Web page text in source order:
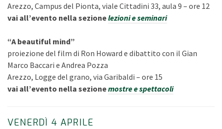
Arezzo, Campus del Pionta, viale Cittadini 33, aula 9 – ore 12
vai all’evento nella sezionelezioni e seminari
“A beautiful mind”
proiezione del film di Ron Howard e dibattito con il Gian
Marco Baccari e Andrea Pozza
Arezzo, Logge del grano, via Garibaldi – ore 15
vai all’evento nella sezionemostre e spettacoli
VENERDÌ 4 APRILE